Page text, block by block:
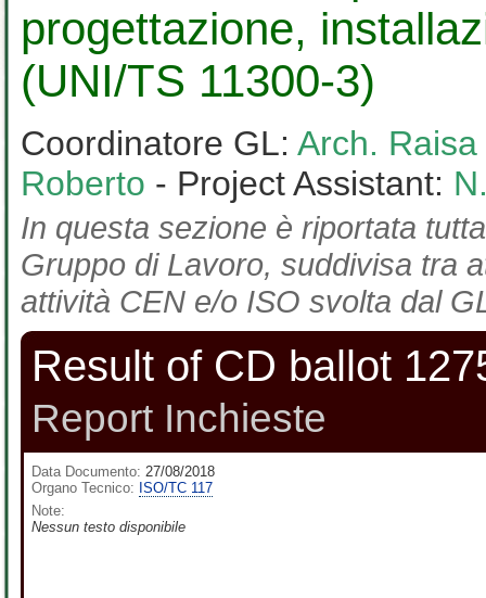
progettazione,
(UNI/TS 11300-3)
Coordinatore GL: Arch.
Roberto - Project Assistant:
In questa sezione è riportata
Gruppo di Lavoro, suddivisa tra
attività CEN e/o ISO svolta dal
Result of CD ballot
Report Inchieste
Data Documento: 27/08/2018
Organo Tecnico: ISO/TC 117
Note:
Nessun testo disponibile